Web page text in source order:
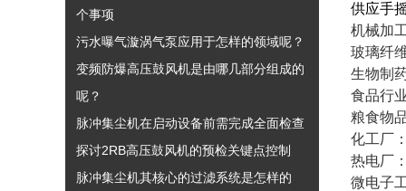
个事项
污水曝气漩涡气泵应用于怎样的领域呢？
变频防爆高压鼓风机是由哪几部分组成的
呢？
脉冲集尘机在启动设备前需完成全面检查
探讨2RB高压鼓风机的预检关键点控制
脉冲集尘机其核心的过滤系统是怎样的
供应手
机械加
玻璃纤
生物制
食品行
粮食物
化工厂
热电厂
微电子